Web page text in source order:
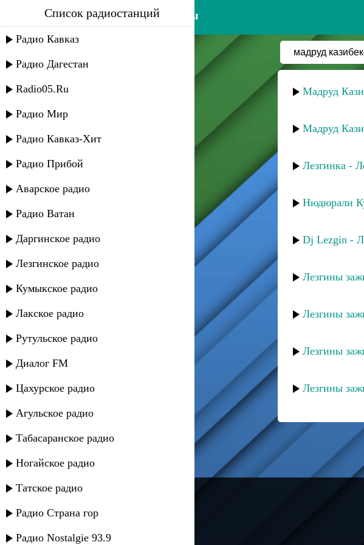
мадруд казибеков - лезгины
Список радиостанций
Радио Кавказ
Радио Дагестан
Radio05.Ru
Радио Мир
Радио Кавказ-Хит
Радио Прибой
Аварское радио
Радио Ватан
Даргинское радио
Лезгинское радио
Кумыкское радио
Лакское радио
Рутульское радио
Диалог FM
Цахурское радио
Агульское радио
Табасаранское радио
Ногайское радио
Татское радио
Радио Страна гор
Радио Nostalgie 93.9
Мадруд
Мадруд
Лезгинка -
Нюдюрали
Dj Lezgin -
Лезгины
Лезгины
Лезгины
Лезгины
---
Русское радио